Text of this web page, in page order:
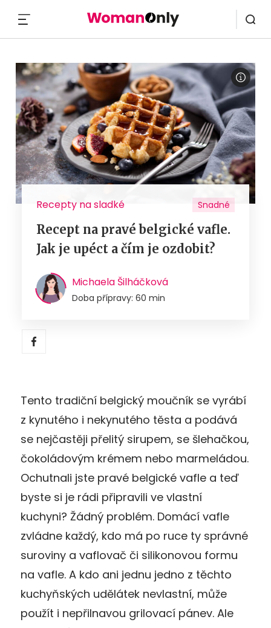
Recepty na sladké Snadné
Recept na pravé belgické vafle.
Jak je upéct a čím je ozdobit?
Michaela Šilháčková
Doba přípravy: 60 min
Tento tradiční belgický moučník se vyrábí
z kynutého i nekynutého těsta a podává
se nejčastěji přelitý sirupem, se šlehačkou,
čokoládovým krémem nebo marmeládou.
Ochutnali jste pravé belgické vafle a teď
byste si je rádi připravili ve vlastní
kuchyni? Žádný problém. Domácí vafle
zvládne každý, kdo má po ruce ty správné
suroviny a vaflovač či silikonovou formu
na vafle. A kdo ani jednu jedno z těchto
kuchyňských udělátek nevlastní, může
použít i nepřilnavou grilovací pánev. Ale